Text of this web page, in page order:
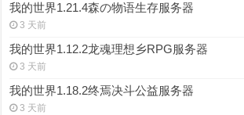
我的世界1.21.4森の物语生存服务器
3 天前
我的世界1.12.2龙魂理想乡RPG服务器
3 天前
我的世界1.18.2终焉决斗公益服务器
3 天前